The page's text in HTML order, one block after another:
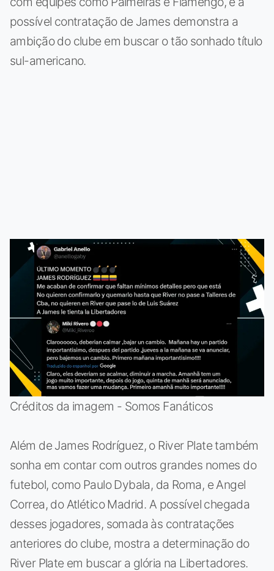
possível contratação de James demonstra a
ambição do clube em buscar o tão sonhado título
sul-americano.
Créditos da imagem - Somos Fanáticos
Além de James Rodríguez, o River Plate também
sonha em contar com outros grandes nomes do
futebol, como Paulo Dybala, da Roma, e Angel
Correa, do Atlético Madrid. A possível chegada
desses jogadores, somada às contratações
anteriores do clube, mostra a determinação do
River Plate em buscar a glória na Libertadores.